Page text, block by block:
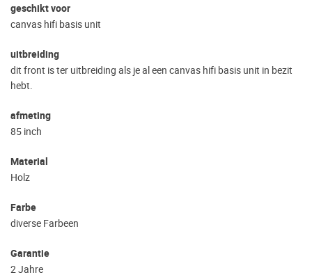
geschikt voor
canvas hifi basis unit
uitbreiding
dit front is ter uitbreiding als je al een canvas hifi basis unit in bezit
hebt.
afmeting
85 inch
Material
Holz
Farbe
diverse Farbeen
Garantie
2 Jahre